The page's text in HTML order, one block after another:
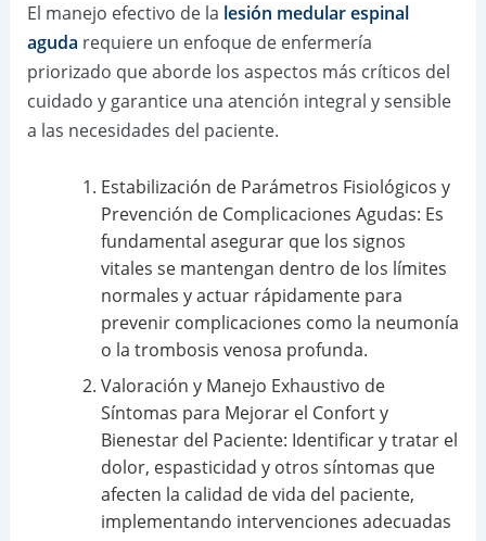
El manejo efectivo de la lesión medular espinal
aguda requiere un enfoque de enfermería
priorizado que aborde los aspectos más críticos del
cuidado y garantice una atención integral y sensible
a las necesidades del paciente.
Estabilización de Parámetros Fisiológicos y
Prevención de Complicaciones Agudas: Es
fundamental asegurar que los signos
vitales se mantengan dentro de los límites
normales y actuar rápidamente para
prevenir complicaciones como la neumonía
o la trombosis venosa profunda.
Valoración y Manejo Exhaustivo de
Síntomas para Mejorar el Confort y
Bienestar del Paciente: Identificar y tratar el
dolor, espasticidad y otros síntomas que
afecten la calidad de vida del paciente,
implementando intervenciones adecuadas